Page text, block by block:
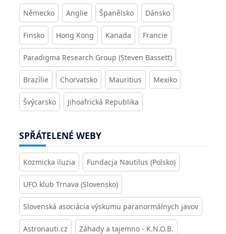
Německo Anglie Španělsko Dánsko
Finsko Hong Kong Kanada Francie
Paradigma Research Group (Steven Bassett)
Brazílie Chorvatsko Mauritius Mexiko
Švýcarsko Jihoafrická Republika
SPŘÁTELENÉ WEBY
Kozmicka iluzia Fundacja Nautilus (Polsko)
UFO klub Trnava (Slovensko)
Slovenská asociácia výskumu paranormálnych javov
Astronauti.cz Záhady a tajemno - K.N.O.B.